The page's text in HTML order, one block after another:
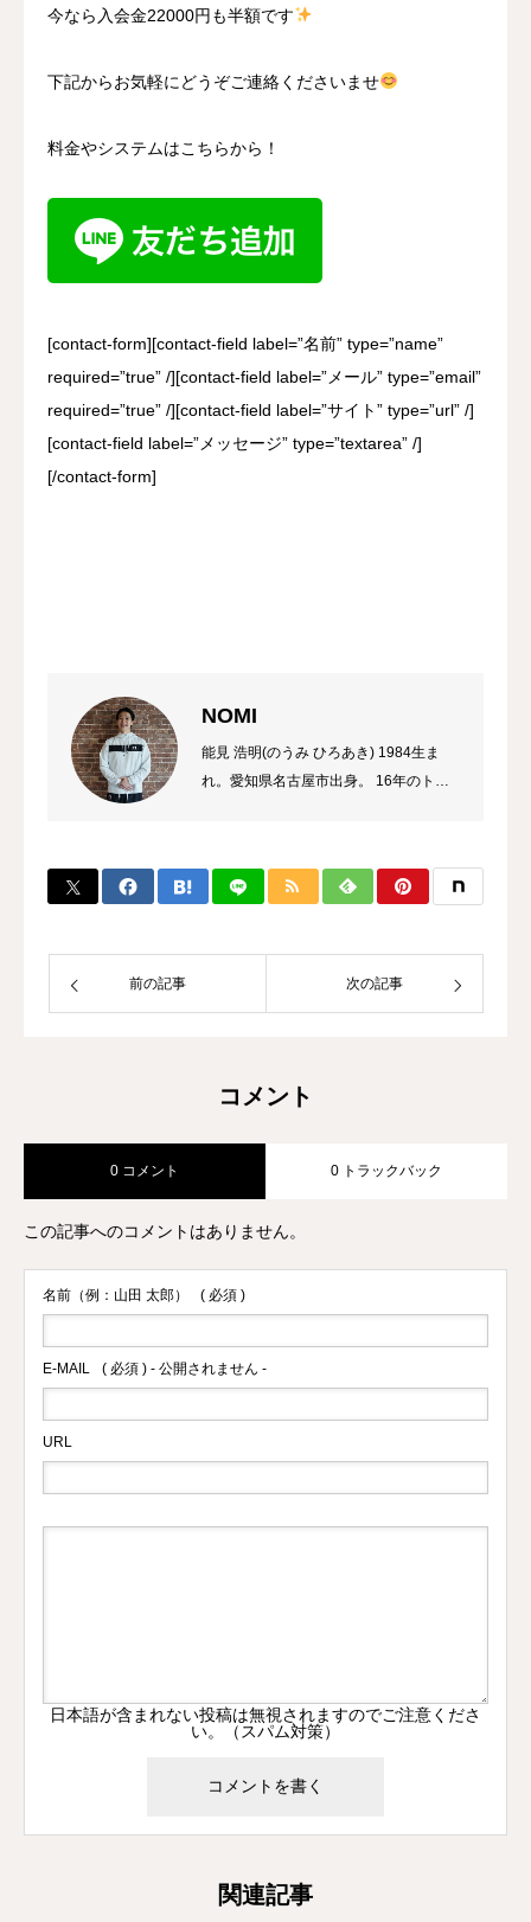
今なら入会金22000円も半額です
下記からお気軽にどうぞご連絡くださいませ
料金やシステムはこちらから！
[contact-form][contact-field label=”名前” type=”name”
required=”true” /][contact-field label=”メール” type=”email”
required=”true” /][contact-field label=”サイト” type=”url” /]
[contact-field label=”メッセージ” type=”textarea” /]
[/contact-form]
NOMI
能見 浩明(のうみ ひろあき) 1984生ま
れ。愛知県名古屋市出身。 16年のトレ
のプロ選手の試合経験などから初心者か
ら選手まで、高い指導力に定評があり、
キックボクシング界初のコンサルタント
として、ジム運営やトレーナー育成にも
力を入れている。
前の記事 次の記事
コメント
0 コメント 0 トラックバック
この記事へのコメントはありません。
名前（例：山田 太郎） ( 必須 )
E-MAIL ( 必須 ) - 公開されません -
URL
日本語が含まれない投稿は無視されますのでご注意くださ
い。（スパム対策）
関連記事